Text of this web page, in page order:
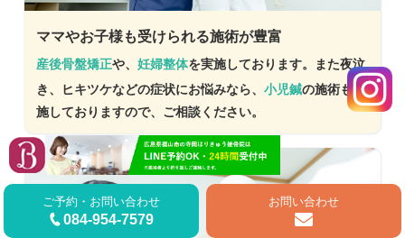
ご予約・お問い合わせ
084-954-7579
お問い合わせ
ママやお子様も受けられる施術が豊富
産後骨盤矯正や、妊婦整体を実施しております。また夜泣
き、ヒキツケなどの症状にお悩みなら、小児鍼の施術も実
施しておりますので、ご相談ください。